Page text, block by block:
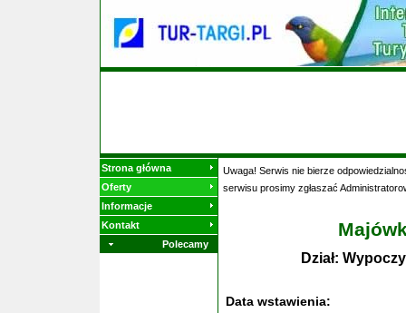
Strona główna
Oferty
Informacje
Kontakt
Polecamy
Uwaga! Serwis nie bierze
serwisu prosimy zgłaszać
Dział:
Data wstawienia: